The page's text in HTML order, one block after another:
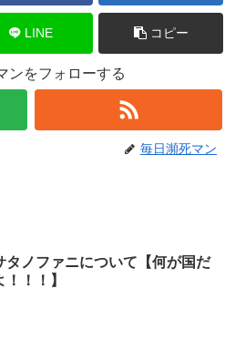
LINE コピー
ンをフォローする
毎日瀕死マン
タノファニについて【何が国だ
！！！】